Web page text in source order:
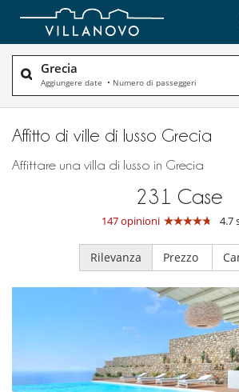
Grecia
Aggiungere date • Numero di passeggeri
Affitto di ville di lusso Grecia
Affittare una villa di lusso in Grecia
231 Case
147 opinioni 4.7
Rilevanza Prezzo